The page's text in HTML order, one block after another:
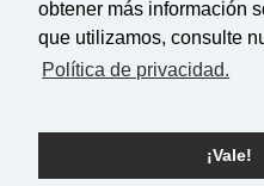
obtener más información
que utilizamos, consulte
Política de privacidad.
¡Vale!
Términos de Servicio
Transparencia
Con